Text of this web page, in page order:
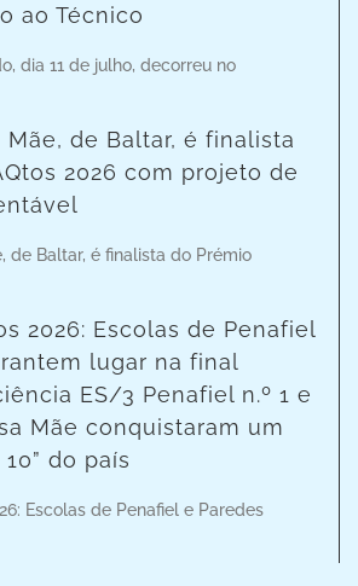
ao Técnico
dia 11 de julho, decorreu no
Mãe, de Baltar, é finalista
2026 com projeto de
de Baltar, é finalista do Prémio
2026: Escolas de Penafiel
lugar na final
ES/3 Penafiel n.º 1 e
Mãe conquistaram um
do país
Escolas de Penafiel e Paredes